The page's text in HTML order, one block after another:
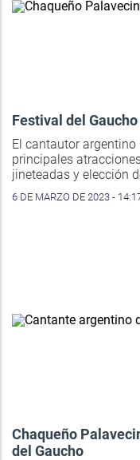
Festival del
El cantautor
principales
jineteadas y elección
6 DE MARZO DE 2023 -
Chaqueño
del Gaucho